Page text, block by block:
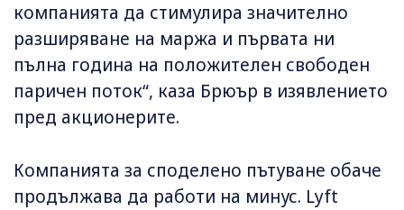
компанията да стимулира значително
разширяване на маржа и първата ни
пълна година на положителен свободен
паричен поток“, каза Брюър в изявлението
пред акционерите.
Компанията за споделено пътуване обаче
продължава да работи на минус. Lyft